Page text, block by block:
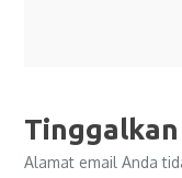
Tinggalkan
Alamat email Anda